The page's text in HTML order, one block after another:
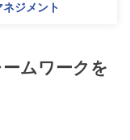
ネジメント
ムワークを